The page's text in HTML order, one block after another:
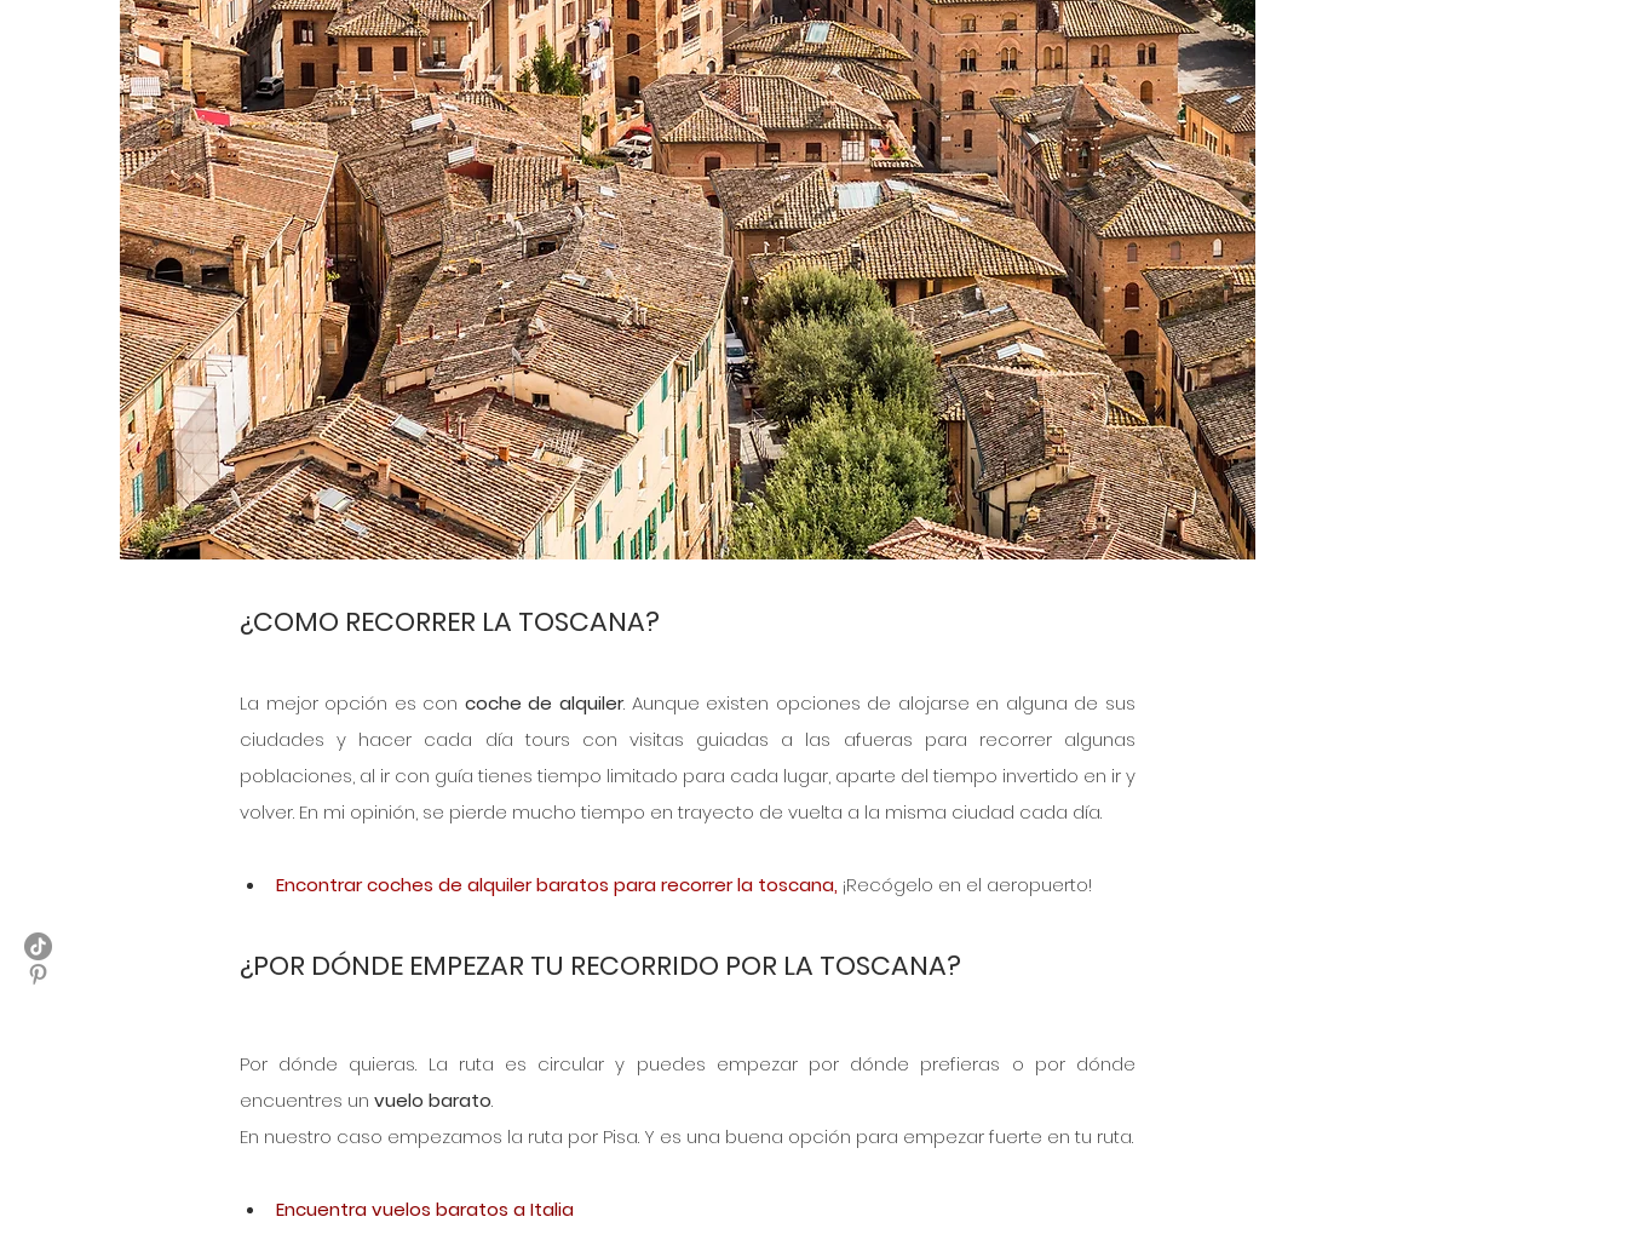
¿COMO RECORRER LA TOSCANA?
La mejor opción es con coche de alquiler. Aunque existen opciones de alojarse en alguna de sus
ciudades y hacer cada día tours con visitas guiadas a las afueras para recorrer algunas
poblaciones, al ir con guía tienes tiempo limitado para cada lugar, aparte del tiempo invertido en ir y
volver. En mi opinión, se pierde mucho tiempo en trayecto de vuelta a la misma ciudad cada día.
Encontrar coches de alquiler baratos para recorrer la toscana, ¡Recógelo en el aeropuerto!
¿POR DÓNDE EMPEZAR TU RECORRIDO POR LA TOSCANA?
Por dónde quieras. La ruta es circular y puedes empezar por dónde prefieras o por dónde
encuentres un vuelo barato.
En nuestro caso empezamos la ruta por Pisa. Y es una buena opción para empezar fuerte en tu ruta.
Encuentra vuelos baratos a Italia